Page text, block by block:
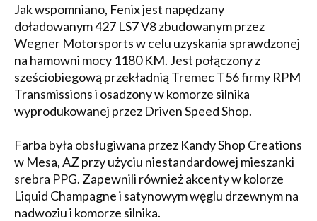
Jak wspomniano, Fenix jest napędzany
doładowanym 427 LS7 V8 zbudowanym przez
Wegner Motorsports w celu uzyskania sprawdzonej
na hamowni mocy 1180 KM. Jest połączony z
sześciobiegową przekładnią Tremec T56 firmy RPM
Transmissions i osadzony w komorze silnika
wyprodukowanej przez Driven Speed Shop.
Farba była obsługiwana przez Kandy Shop Creations
w Mesa, AZ przy użyciu niestandardowej mieszanki
srebra PPG. Zapewnili również akcenty w kolorze
Liquid Champagne i satynowym węglu drzewnym na
nadwoziu i komorze silnika.